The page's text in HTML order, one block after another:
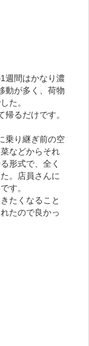
週間はかなり濃
動が多く、荷物
た。
るだけです。
乗り継ぎ前の空
などからそれ
形式で、全く
。店員さんに
す。
たくなること
たので良かっ